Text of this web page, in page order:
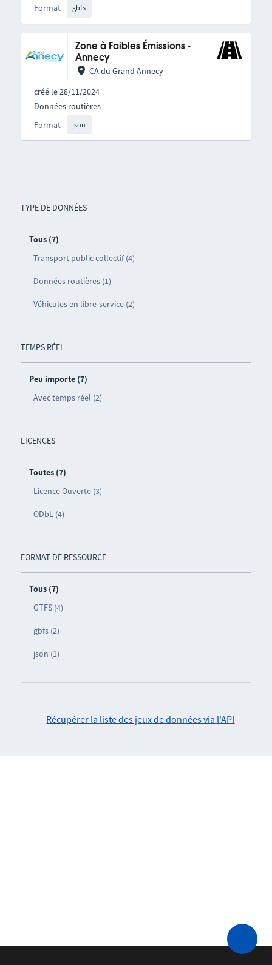
TYPE DE DONNÉES
Tous (7)
Transport public collectif (4)
Données routières (1)
Véhicules en libre-service (2)
TEMPS RÉEL
Peu importe (7)
Avec temps réel (2)
LICENCES
Toutes (7)
Licence Ouverte (3)
ODbL (4)
FORMAT DE RESSOURCE
Tous (7)
GTFS (4)
gbfs (2)
json (1)
Format gbfs
Zone à Faibles Émissions -
Annecy
CA du Grand Annecy
créé le 28/11/2024
Format json
Données routières
Récupérer la liste des jeux de données via l'API -